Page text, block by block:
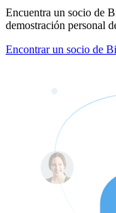
Encuentra un socio de
demostración personal
Encontrar un socio de